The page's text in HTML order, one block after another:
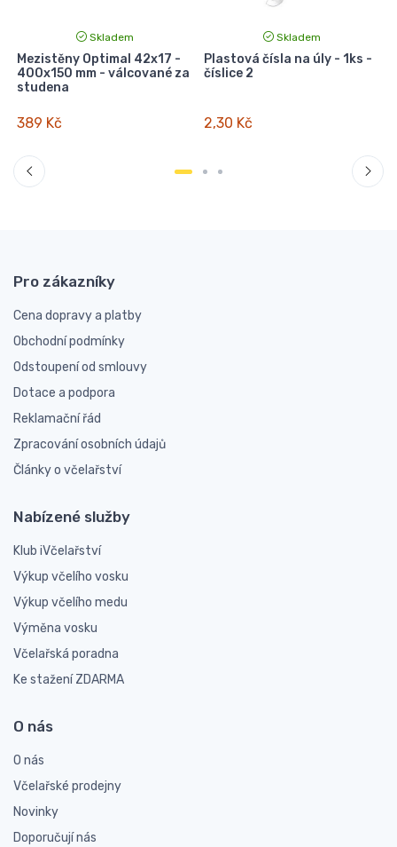
Skladem
Mezistěny Optimal 42x17 -
400x150 mm - válcované za
studena
389 Kč
Skladem
Plastová čísla na úly - 1ks -
číslice 2
2,30 Kč
Pro zákazníky
Cena dopravy a platby
Obchodní podmínky
Odstoupení od smlouvy
Dotace a podpora
Reklamační řád
Zpracování osobních údajů
Články o včelařství
Nabízené služby
Klub iVčelařství
Výkup včelího vosku
Výkup včelího medu
Výměna vosku
Včelařská poradna
Ke stažení ZDARMA
O nás
O nás
Včelařské prodejny
Novinky
Doporučují nás